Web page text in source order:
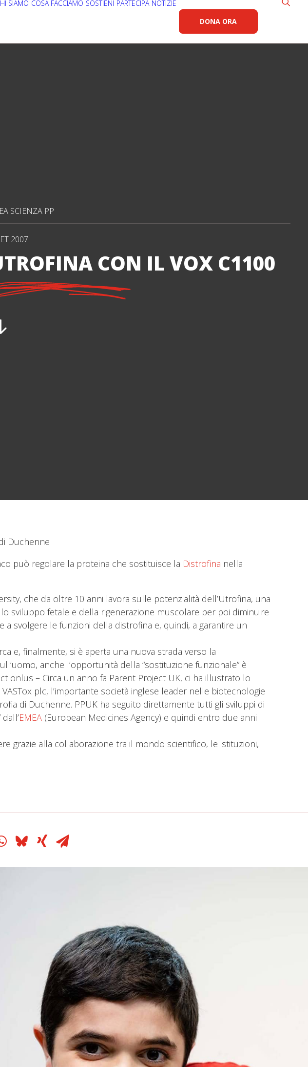
SIAMO COSA FACCIAMO SOSTIENI PARTECIPA NOTIZIE
DONA ORA
SCIENZA PP
2007
CON IL VOX C1100
Duchenne
può regolare la proteina che sostituisce la Distrofina nella
che da oltre 10 anni lavora sulle potenzialità dell’Utrofina, una
sviluppo fetale e della rigenerazione muscolare per poi diminuire
svolgere le funzioni della distrofina e, quindi, a garantire un
e, finalmente, si è aperta una nuova strada verso la
anche l’opportunità della “sostituzione funzionale” è
onlus – Circa un anno fa Parent Project UK, ci ha illustrato lo
plc, l’importante società inglese leader nelle biotecnologie
di Duchenne. PPUK ha seguito direttamente tutti gli sviluppi di
dall’EMEA (European Medicines Agency) e quindi entro due anni
grazie alla collaborazione tra il mondo scientifico, le istituzioni,